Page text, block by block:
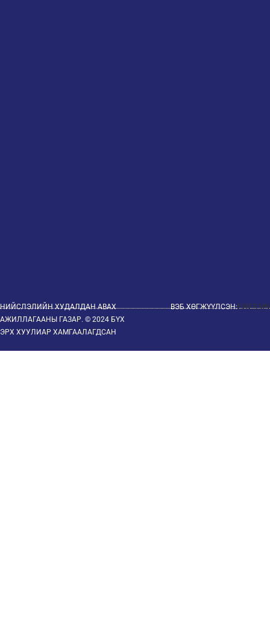
НИЙСЛЭЛИЙН ХУДАЛДАН АВАХ
АЖИЛЛАГААНЫ ГАЗАР. © 2024 БҮХ
ЭРХ ХУУЛИАР ХАМГААЛАГДСАН
ВЭБ ХӨГЖҮҮЛСЭН:EWEB.MN